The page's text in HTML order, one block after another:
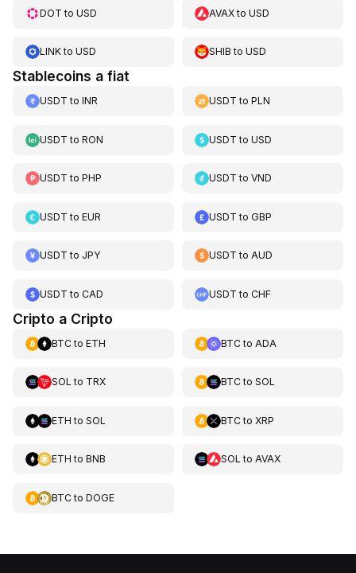
DOT to USD AVAXtoUSD
LINKto USD SHIB toUSD
Stablecoins a fiat
USDT to INR USDT toPLN
USDT to RON USDT toUSD
USDT to PHP USDT toVND
USDT to EUR USDT toGBP
USDT to JPY USDT toAUD
USDT to CAD USDT toCHF
Cripto a Cripto
BTCto ETH BTCto ADA
SOL to TRX BTCto SOL
ETH to SOL BTCto XRP
ETH to BNB SOL to AVAX
BTCto DOGE